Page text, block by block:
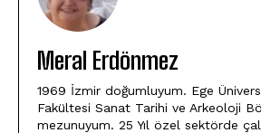
Meral Erdönmez
1969 İzmir doğumluyum. Ege
Fakültesi Sanat Tarihi ve Arkeoloji
mezunuyum. 25 Yıl özel sektörde